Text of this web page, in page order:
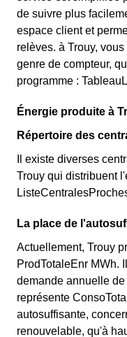
de suivre plus
espace client et
relèves. à Trouy,
genre de compteur,
programme :
Énergie produite à
Répertoire des
Il existe diverses
Trouy qui distribuent
La place de
Actuellement, Trouy
ProdTotaleEnr MWh.
demande annuelle
représente
autosuffisante,
renouvelable, qu'à